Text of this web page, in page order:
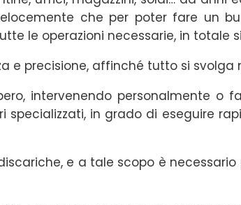
che per poter fare un
le operazioni necessarie, in totale
e precisione, affinché tutto si svolga
intervenendo personalmente o
in grado di eseguire
e a tale scopo è necessario